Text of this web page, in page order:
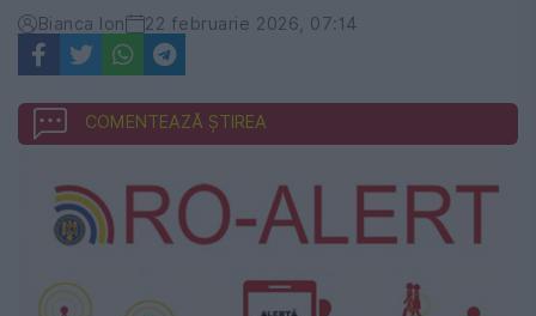
Bianca Ion 22 februarie 2026, 07:14
COMENTEAZĂ ȘTIREA